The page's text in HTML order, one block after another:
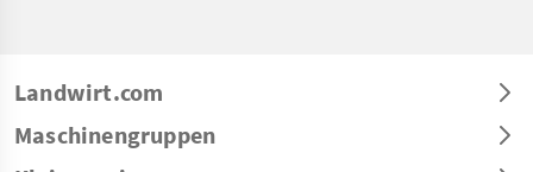
Landwirt.com
Maschinengruppen